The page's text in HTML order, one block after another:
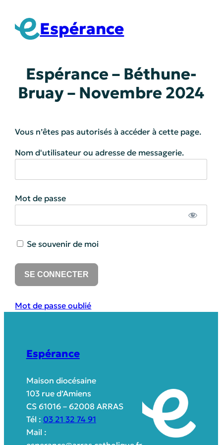
contenu Espérance
Espérance – Béthune-
Bruay – Novembre 2024
Vous n’êtes pas autorisés à accéder à cette page.
Nom d'utilisateur ou adresse de messagerie.
Mot de passe
Se souvenir de moi
Mot de passe oublié
Espérance
Maison diocésaine
103 rue d’Amiens
CS 61016 – 62008 ARRAS
Tél : 03 21 32 74 91
Mail :